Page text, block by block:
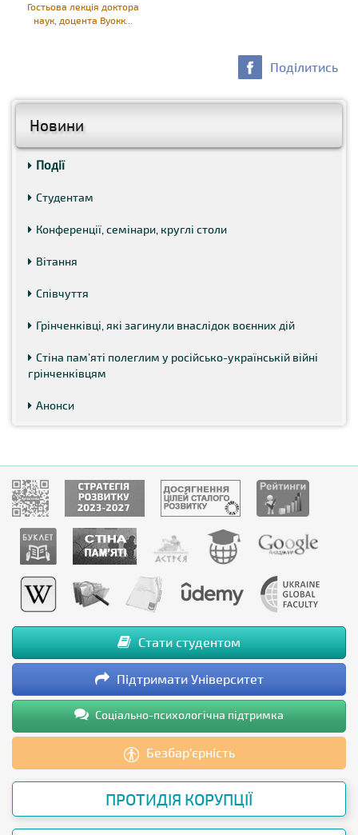
Новини
Події
Студентам
Конференції, семінари, круглі столи
Вітання
Співчуття
Грінченківці, які загинули внаслідок воєнних дій
Стіна пам’яті полеглим у російсько-українській війні
грінченківцям
Анонси
Гостьова лекція доктора
наук, доцента Вуокк...
Поділитись
Стати студентом
Підтримати Університет
Соціально-психологічна підтримка
Безбар’єрність
ПРОТИДІЯ КОРУПЦІЇ